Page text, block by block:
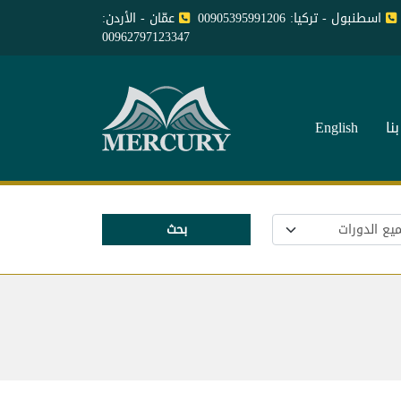
اسطنبول - تركيا: 00905395991206 عمّان - الأردن:
00962797123347
English
بحث